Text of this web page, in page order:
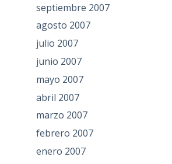
septiembre 2007
agosto 2007
julio 2007
junio 2007
mayo 2007
abril 2007
marzo 2007
febrero 2007
enero 2007